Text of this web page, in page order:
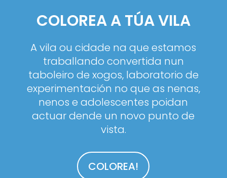
COLOREA A TÚA VILA
A vila ou cidade na que estamos
traballando convertida nun
taboleiro de xogos, laboratorio de
experimentación no que as nenas,
nenos e adolescentes poidan
actuar dende un novo punto de
vista.
COLOREA!